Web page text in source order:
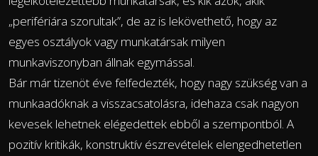
„perifériára szorultak”, de az is lekövethető, hogy az
egyes osztályok vagy munkatársak milyen
munkaviszonyban állnak egymással.
Bár már tizenöt éve felfedezték, hogy nagy szükség van a
munkaadóknak a visszacsatolásra, idehaza csak nagyon
kevesek lehetnek elégedettek ebből a szempontból. A
pozitív kritikák, konstruktív észrevételek elengedhetetlen